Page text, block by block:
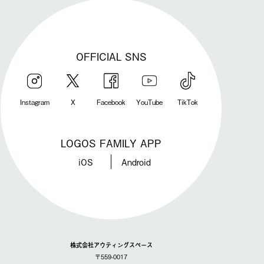
OFFICIAL SNS
Instagram X Facebook YouTube TikTok
LOGOS FAMILY APP
iOS Android
株式会社アウティングスペース
〒559-0017